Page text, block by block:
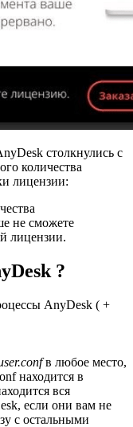
столкнулись с
количества
лицензии:
не сможете
лицензии.
?
AnyDesk ( +
в любое место,
находится в
вся
если они вам не
с остальными